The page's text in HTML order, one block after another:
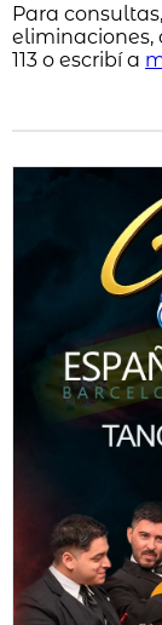
Para
eliminaciones,
113 o escribí a